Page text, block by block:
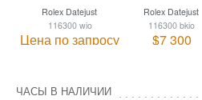
Rolex Datejust
116300 wio
Цена по запросу
Rolex Datejust
116300 bkio
$7 300
ЧАСЫ В НАЛИЧИИ